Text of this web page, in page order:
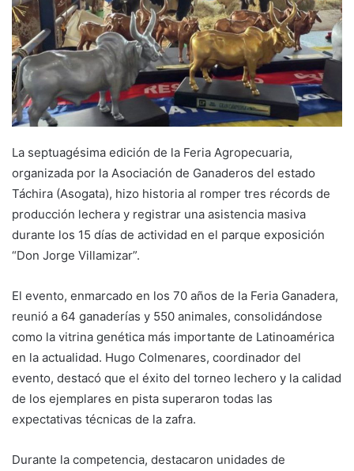
La septuagésima edición de la Feria Agropecuaria,
organizada por la Asociación de Ganaderos del estado
Táchira (Asogata), hizo historia al romper tres récords de
producción lechera y registrar una asistencia masiva
durante los 15 días de actividad en el parque exposición
“Don Jorge Villamizar”.
El evento, enmarcado en los 70 años de la Feria Ganadera,
reunió a 64 ganaderías y 550 animales, consolidándose
como la vitrina genética más importante de Latinoamérica
en la actualidad. Hugo Colmenares, coordinador del
evento, destacó que el éxito del torneo lechero y la calidad
de los ejemplares en pista superaron todas las
expectativas técnicas de la zafra.
Durante la competencia, destacaron unidades de